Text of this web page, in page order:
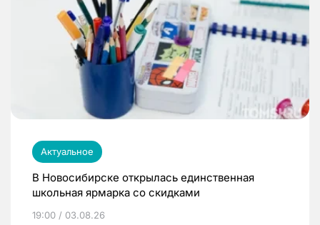
Актуальное
В Новосибирске открылась единственная
школьная ярмарка со скидками
19:00 / 03.08.26